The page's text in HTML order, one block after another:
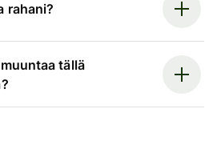
rahani?
tällä